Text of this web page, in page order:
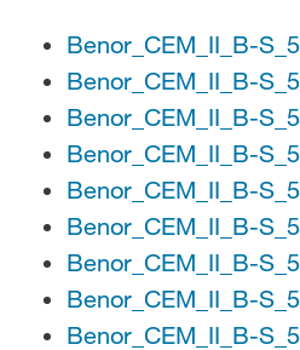
Benor_CEM_II_B-
Benor_CEM_II_B-
Benor_CEM_II_B-
Benor_CEM_II_B-
Benor_CEM_II_B-
Benor_CEM_II_B-
Benor_CEM_II_B-
Benor_CEM_II_B-
Benor_CEM_II_B-